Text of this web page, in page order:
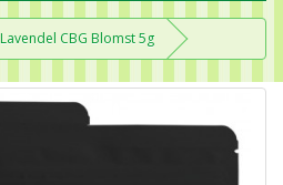
Lavendel CBG Blomst 5g